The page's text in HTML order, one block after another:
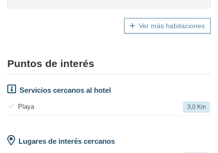
Ver más habitaciones
Puntos de interés
Servicios cercanos al hotel
Playa 3,0 Km
Lugares de interés cercanos